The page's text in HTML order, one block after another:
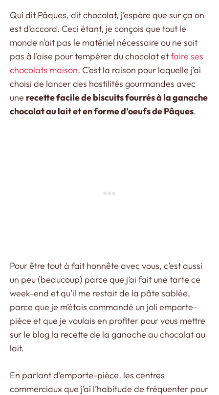
Qui dit Pâques, dit chocolat, j’espère que sur ça on
est d’accord. Ceci étant, je conçois que tout le
monde n’ait pas le matériel nécessaire ou ne soit
pas à l’aise pour tempérer du chocolat etfaire ses
chocolats maison. C’est la raison pour laquelle j’ai
choisi de lancer des hostilités gourmandes avec
une recette facile de biscuits fourrés à la ganache
chocolat au lait et en forme d’oeufs de Pâques.
Pour être tout à fait honnête avec vous, c’est aussi
un peu (beaucoup) parce que j’ai fait une tarte ce
week-end et qu’il me restait de la pâte sablée,
parce que je m’étais commandé un joli emporte-
pièce et que je voulais en profiter pour vous mettre
sur le blog la recette de la ganache au chocolat au
lait.
En parlant d’emporte-pièce, les centres
commerciaux que j’ai l’habitude de fréquenter pour